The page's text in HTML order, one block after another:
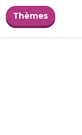
Thèmes